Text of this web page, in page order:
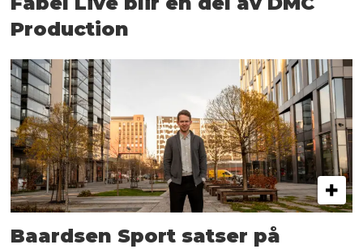
Production
Baardsen Sport satser på